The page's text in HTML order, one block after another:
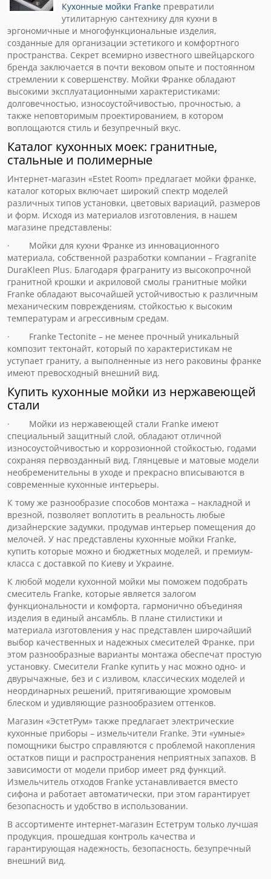
Кухонные мойки Franke превратили
утилитарную сантехнику для кухни в
эргономичные и многофункциональные изделия,
созданные для организации эстетикого и комфортного
пространства. Секрет всемирно известного швейцарского
бренда заключается в почти вековом опыте и постоянном
стремлении к совершенству. Мойки Франке обладают
высокими эксплуатационными характеристиками:
долговечностью, износоустойчивостью, прочностью, а
также неповторимым проектированием, в котором
воплощаются стиль и безупречный вкус.
Каталог кухонных моек: гранитные,
стальные и полимерные
Интернет-магазин «Estet Room» предлагает мойки франке,
каталог которых включает широкий спектр моделей
различных типов установки, цветовых вариаций, размеров
и форм. Исходя из материалов изготовления, в нашем
магазине представлены:
· Мойки для кухни Франке из инновационного
материала, собственной разработки компании – Fragranite
DuraKleen Plus. Благодаря фраграниту из высокопрочной
гранитной крошки и акриловой смолы гранитные мойки
Franke обладают высочайшей устойчивостью к различным
механическим повреждениям, стойкостью к высоким
температурам и агрессивным средам.
· Franke Tectonite – не менее прочный уникальный
композит тектонайт, который по характеристикам не
уступает граниту, а выполненные из него раковины франке
имеют превосходный внешний вид.
Купить кухонные мойки из нержавеющей
стали
· Мойки из нержавеющей стали Franke имеют
специальный защитный слой, обладают отличной
износоустойчивостью и коррозионной стойкостью, годами
сохраняя первозданный вид. Глянцевые и матовые модели
необременительны в уходе и прекрасно вписываются в
современные кухонные интерьеры.
К тому же разнообразие способов монтажа – накладной и
врезной, позволяет воплотить в реальность любые
дизайнерские задумки, продумав интерьер помещения до
мелочей. У нас представлены кухонные мойки Franke,
купить которые можно и бюджетных моделей, и премиум-
класса с доставкой по Киеву и Украине.
К любой модели кухонной мойки мы поможем подобрать
смеситель Franke, которые является залогом
функциональности и комфорта, гармонично объединяя
изделия в единый ансамбль. В плане стилистики и
материала изготовления у нас представлен широчайший
выбор качественных и надежных смесителей Франке, при
этом разнообразные варианты монтажа обеспечат простую
установку. Смесители Franke купить у нас можно одно- и
двурычажные, без и с изливом, классических моделей и
неординарных решений, притягивающие хромовым
блеском и удивляющие разнообразием оттенков.
Магазин «ЭстетРум» также предлагает электрические
кухонные приборы – измельчители Franke. Эти «умные»
помощники быстро справляются с проблемой накопления
остатков пищи и распространения неприятных запахов. В
зависимости от модели прибор имеет ряд функций.
Измельчитель отходов Franke устанавливается вместо
сифона и работает автоматически, при этом гарантирует
безопасность и удобство в использовании.
В ассортименте интернет-магазин Естетрум только лучшая
продукция, прошедшая контроль качества и
гарантирующая надежность, безопасность, безупречный
внешний вид.